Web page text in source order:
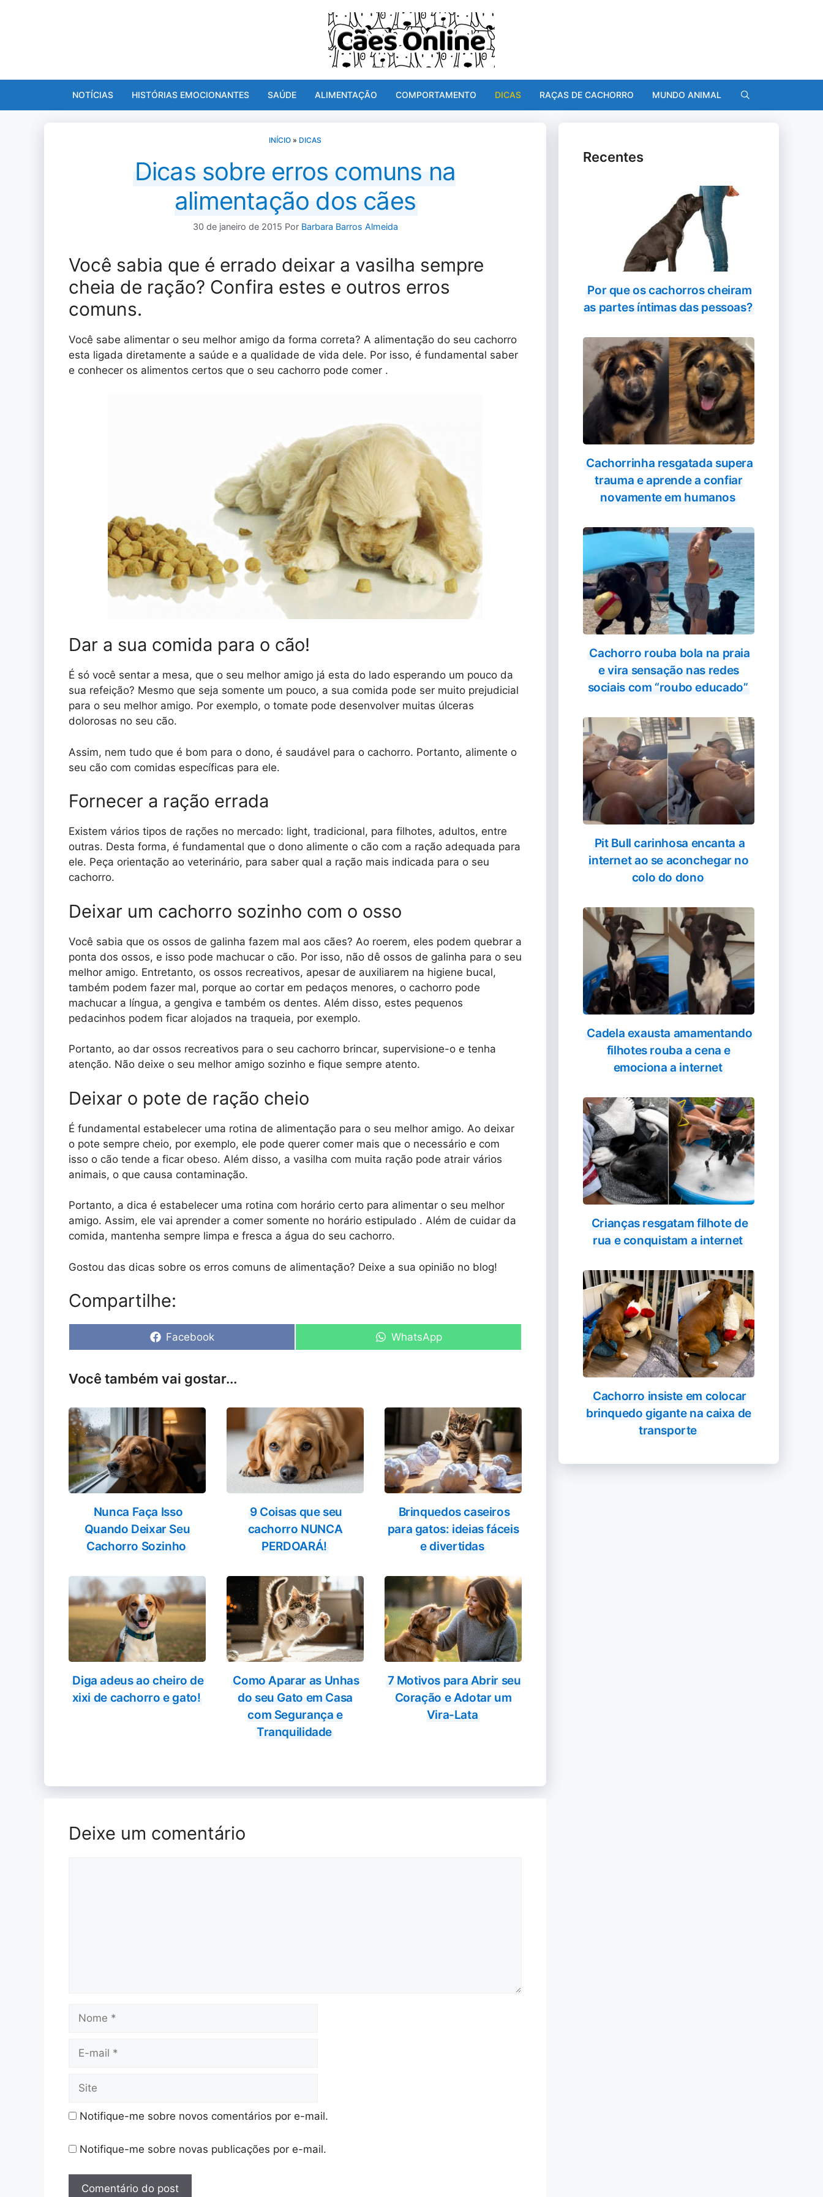
NOTÍCIAS HISTÓRIAS EMOCIONANTES SAÚDE ALIMENTAÇÃO COMPORTAMENTO DICAS RAÇAS DE CACHORRO MUNDO ANIMAL
INÍCIO » DICAS
Dicas sobre erros comuns na
alimentação dos cães
30 de janeiro de 2015 Por Barbara Barros Almeida
Você sabia que é errado deixar a vasilha sempre
cheia de ração? Confira estes e outros erros
comuns.
Você sabe alimentar o seu melhor amigo da forma correta? A alimentação do seu cachorro
esta ligada diretamente a saúde e a qualidade de vida dele. Por isso, é fundamental saber
e conhecer os alimentos certos que o seu cachorro pode comer .
Dar a sua comida para o cão!
É só você sentar a mesa, que o seu melhor amigo já esta do lado esperando um pouco da
sua refeição? Mesmo que seja somente um pouco, a sua comida pode ser muito prejudicial
para o seu melhor amigo. Por exemplo, o tomate pode desenvolver muitas úlceras
dolorosas no seu cão.
Assim, nem tudo que é bom para o dono, é saudável para o cachorro. Portanto, alimente o
seu cão com comidas específicas para ele.
Fornecer a ração errada
Existem vários tipos de rações no mercado: light, tradicional, para filhotes, adultos, entre
outras. Desta forma, é fundamental que o dono alimente o cão com a ração adequada para
ele. Peça orientação ao veterinário, para saber qual a ração mais indicada para o seu
cachorro.
Deixar um cachorro sozinho com o osso
Você sabia que os ossos de galinha fazem mal aos cães? Ao roerem, eles podem quebrar a
ponta dos ossos, e isso pode machucar o cão. Por isso, não dê ossos de galinha para o seu
melhor amigo. Entretanto, os ossos recreativos, apesar de auxiliarem na higiene bucal,
também podem fazer mal, porque ao cortar em pedaços menores, o cachorro pode
machucar a língua, a gengiva e também os dentes. Além disso, estes pequenos
pedacinhos podem ficar alojados na traqueia, por exemplo.
Portanto, ao dar ossos recreativos para o seu cachorro brincar, supervisione-o e tenha
atenção. Não deixe o seu melhor amigo sozinho e fique sempre atento.
Deixar o pote de ração cheio
É fundamental estabelecer uma rotina de alimentação para o seu melhor amigo. Ao deixar
o pote sempre cheio, por exemplo, ele pode querer comer mais que o necessário e com
isso o cão tende a ficar obeso. Além disso, a vasilha com muita ração pode atrair vários
animais, o que causa contaminação.
Portanto, a dica é estabelecer uma rotina com horário certo para alimentar o seu melhor
amigo. Assim, ele vai aprender a comer somente no horário estipulado . Além de cuidar da
comida, mantenha sempre limpa e fresca a água do seu cachorro.
Gostou das dicas sobre os erros comuns de alimentação? Deixe a sua opinião no blog!
Compartilhe:
Share
Facebook
Share
WhatsApp
Você também vai gostar...
Nunca Faça Isso
Quando Deixar Seu
Cachorro Sozinho
9 Coisas que seu
cachorro NUNCA
PERDOARÁ!
Brinquedos caseiros
para gatos: ideias fáceis
e divertidas
Diga adeus ao cheiro de
xixi de cachorro e gato!
Como Aparar as Unhas
do seu Gato em Casa
com Segurança e
Tranquilidade
7 Motivos para Abrir seu
Coração e Adotar um
Vira-Lata
Deixe um comentário
Nome
Site
Notifique-me sobre novos comentários por e-mail.
Notifique-me sobre novas publicações por e-mail.
Recentes
Por que os cachorros cheiram
as partes íntimas das pessoas?
Cachorrinha resgatada supera
trauma e aprende a confiar
novamente em humanos
Cachorro rouba bola na praia
e vira sensação nas redes
sociais com “roubo educado”
Pit Bull carinhosa encanta a
internet ao se aconchegar no
colo do dono
Cadela exausta amamentando
filhotes rouba a cena e
emociona a internet
Crianças resgatam filhote de
rua e conquistam a internet
Cachorro insiste em colocar
brinquedo gigante na caixa de
transporte